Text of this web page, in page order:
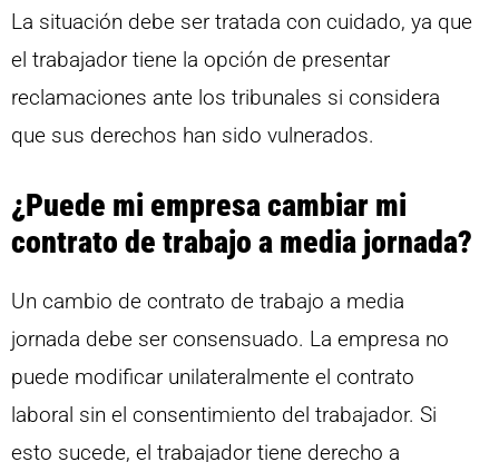
La situación debe ser tratada con cuidado, ya que
el trabajador tiene la opción de presentar
reclamaciones ante los tribunales si considera
que sus derechos han sido vulnerados.
¿Puede mi empresa cambiar mi
contrato de trabajo a media jornada?
Un cambio de contrato de trabajo a media
jornada debe ser consensuado. La empresa no
puede modificar unilateralmente el contrato
laboral sin el consentimiento del trabajador. Si
esto sucede, el trabajador tiene derecho a